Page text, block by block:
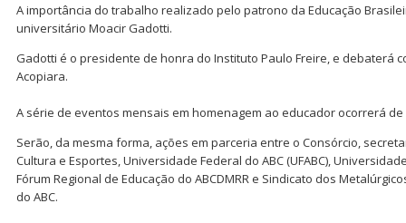
A importância do trabalho realizado pelo patrono da Educação
universitário Moacir Gadotti.
Gadotti é o presidente de honra do Instituto Paulo Freire, e debaterá
Acopiara.
A série de eventos mensais em homenagem ao educador ocorrerá
Serão, da mesma forma, ações em parceria entre o Consórcio,
Cultura e Esportes, Universidade Federal do ABC (UFABC),
Fórum Regional de Educação do ABCDMRR e Sindicato dos
do ABC.